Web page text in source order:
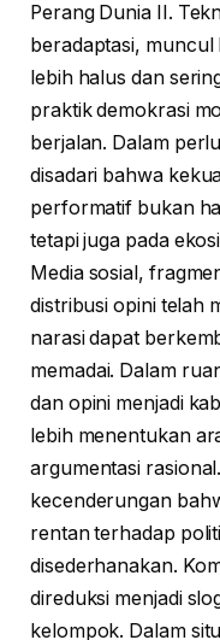
Perang Dunia II.
beradaptasi,
lebih halus dan
praktik demokrasi
berjalan. Dalam
disadari bahwa
performatif bukan
tetapi juga pada
Media sosial,
distribusi opini telah
narasi dapat
memadai. Dalam
dan opini menjadi
lebih menentukan
argumentasi
kecenderungan
rentan terhadap
disederhanakan.
direduksi menjadi
kelompok. Dalam